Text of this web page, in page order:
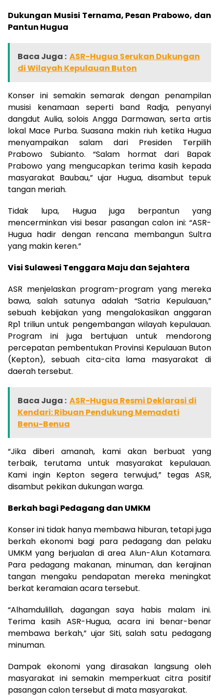
Dukungan Musisi Ternama, Pesan Prabowo, dan
Pantun Hugua
Baca Juga : ASR-Hugua Serukan Dukungan
di Wilayah Kepulauan Buton
Konser ini semakin semarak dengan penampilan
musisi kenamaan seperti band Radja, penyanyi
dangdut Aulia, solois Angga Darmawan, serta artis
lokal Mace Purba. Suasana makin riuh ketika Hugua
menyampaikan salam dari Presiden Terpilih
Prabowo Subianto. “Salam hormat dari Bapak
Prabowo yang mengucapkan terima kasih kepada
masyarakat Baubau,” ujar Hugua, disambut tepuk
tangan meriah.
Tidak lupa, Hugua juga berpantun yang
mencerminkan visi besar pasangan calon ini: “ASR-
Hugua hadir dengan rencana membangun Sultra
yang makin keren.”
Visi Sulawesi Tenggara Maju dan Sejahtera
ASR menjelaskan program-program yang mereka
bawa, salah satunya adalah “Satria Kepulauan,”
sebuah kebijakan yang mengalokasikan anggaran
Rp1 triliun untuk pengembangan wilayah kepulauan.
Program ini juga bertujuan untuk mendorong
percepatan pembentukan Provinsi Kepulauan Buton
(Kepton), sebuah cita-cita lama masyarakat di
daerah tersebut.
Baca Juga : ASR-Hugua Resmi Deklarasi di
Kendari: Ribuan Pendukung Memadati
Benu-Benua
“Jika diberi amanah, kami akan berbuat yang
terbaik, terutama untuk masyarakat kepulauan.
Kami ingin Kepton segera terwujud,” tegas ASR,
disambut pekikan dukungan warga.
Berkah bagi Pedagang dan UMKM
Konser ini tidak hanya membawa hiburan, tetapi juga
berkah ekonomi bagi para pedagang dan pelaku
UMKM yang berjualan di area Alun-Alun Kotamara.
Para pedagang makanan, minuman, dan kerajinan
tangan mengaku pendapatan mereka meningkat
berkat keramaian acara tersebut.
“Alhamdulillah, dagangan saya habis malam ini.
Terima kasih ASR-Hugua, acara ini benar-benar
membawa berkah,” ujar Siti, salah satu pedagang
minuman.
Dampak ekonomi yang dirasakan langsung oleh
masyarakat ini semakin memperkuat citra positif
pasangan calon tersebut di mata masyarakat.